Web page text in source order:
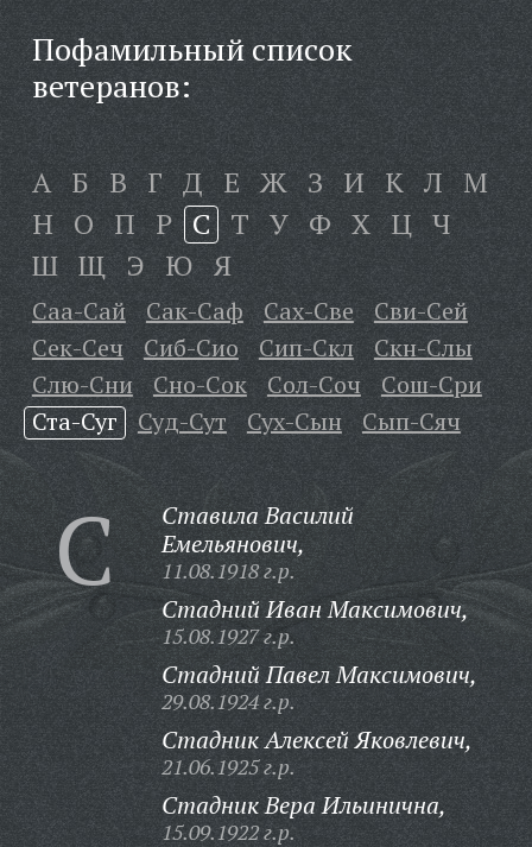
Пофамильный список
ветеранов:
А Б В Г Д Е Ж З И К Л М
Н О П Р С Т У Ф Х Ц Ч
Ш Щ Э Ю Я
Саа-Сай Сак-Саф Сах-Све
Сви-Сей
Сек-Сеч
Сиб-Сио Сип-Скл
Скн-Слы
Слю-Сни
Сно-Сок Сол-Соч
Сош-Сри
Ста-Суг
Суд-Сут Сух-Сын Сып-Сяч
С
Ставила Василий
Емельянович,
11.08.1918 г.р.
Стадний Иван Максимович,
15.08.1927 г.р.
Стадний Павел Максимович,
29.08.1924 г.р.
Стадник Алексей Яковлевич,
21.06.1925 г.р.
Стадник Вера Ильинична,
15.09.1922 г.р.